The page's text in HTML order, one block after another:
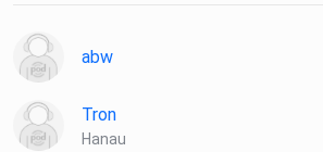
abw
Tron
Hanau